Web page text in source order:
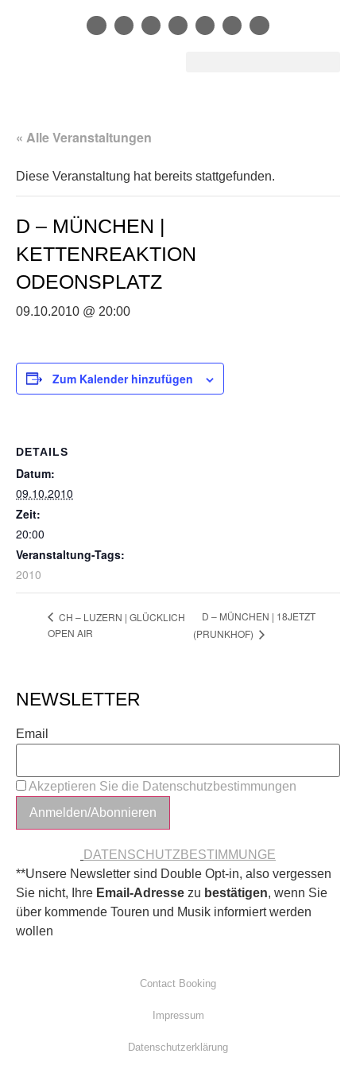
« Alle Veranstaltungen
Diese Veranstaltung hat bereits stattgefunden.
D – MÜNCHEN |
KETTENREAKTION
ODEONSPLATZ
09.10.2010 @ 20:00
Zum Kalender hinzufügen
DETAILS
Datum:
09.10.2010
Zeit:
20:00
Veranstaltung-Tags:
2010
CH – LUZERN | GLÜCKLICH
OPEN AIR
D – MÜNCHEN | 18JETZT
(PRUNKHOF)
NEWSLETTER
Email
Akzeptieren Sie die Datenschutzbestimmungen
DATENSCHUTZBESTIMMUNGE
**Unsere Newsletter sind Double Opt-in, also vergessen
Sie nicht, Ihre Email-Adresse zu bestätigen, wenn Sie
über kommende Touren und Musik informiert werden
wollen
Contact Booking
Impressum
Datenschutzerklärung